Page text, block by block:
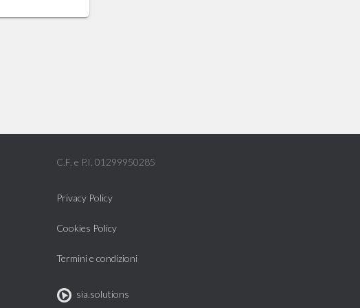
C.F. e P.I. 01299950285
Privacy Policy
Cookies Policy
Termini e condizioni
sia.solutions